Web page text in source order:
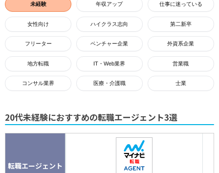
未経験 年収アップ 仕事に迷っている
女性向け ハイクラス志向 第二新卒
フリーター ベンチャー企業 外資系企業
地方転職 IT・Web業界 営業職
コンサル業界 医療・介護職 士業
20代未経験におすすめの転職エージェント3選
転職エージェント